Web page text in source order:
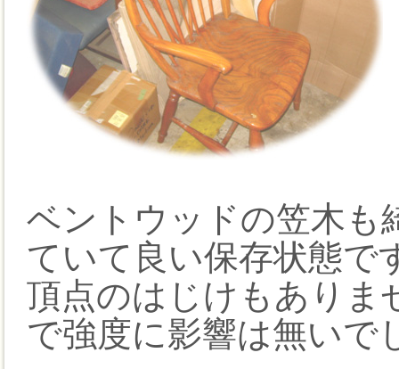
ベントウッドの笠木も
ていて良い保存状態で
頂点のはじけもありま
で強度に影響は無いで